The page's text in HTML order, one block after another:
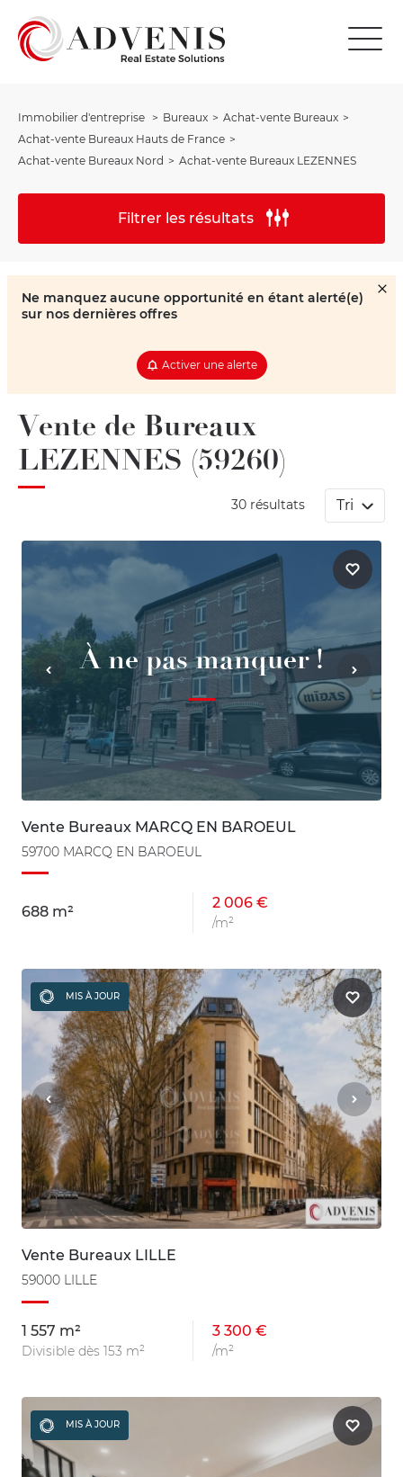
Immobilier d'entreprise Bureaux
Achat-vente Bureaux
Achat-vente Bureaux Hauts de France
Achat-vente Bureaux Nord
Achat-vente Bureaux LEZENNES
Filtrer les résultats
Ne manquez aucune opportunité en étant alerté(e)
sur nos dernières offres
Activer une alerte
Vente de Bureaux
LEZENNES (59260)
30 résultats Tri
À ne pas manquer !
Vente Bureaux MARCQ EN BAROEUL
59700 MARCQ EN BAROEUL
688 m²
2 006 €
/m²
MIS À JOUR
Vente Bureaux LILLE
59000 LILLE
1 557 m²
Divisible dès 153 m²
3 300 €
/m²
MIS À JOUR